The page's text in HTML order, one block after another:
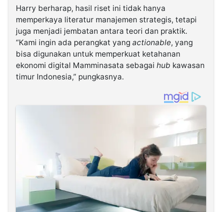
Harry berharap, hasil riset ini tidak hanya
memperkaya literatur manajemen strategis, tetapi
juga menjadi jembatan antara teori dan praktik.
“Kami ingin ada perangkat yang actionable, yang
bisa digunakan untuk memperkuat ketahanan
ekonomi digital Mamminasata sebagai hub kawasan
timur Indonesia,” pungkasnya.